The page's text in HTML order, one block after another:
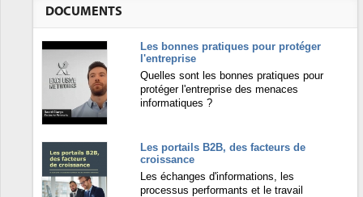
DOCUMENTS
Les bonnes pratiques pour protéger
l'entreprise
Quelles sont les bonnes pratiques pour
protéger l'entreprise des menaces
informatiques ?
Les portails B2B, des facteurs de
croissance
Les échanges d'informations, les
processus performants et le travail